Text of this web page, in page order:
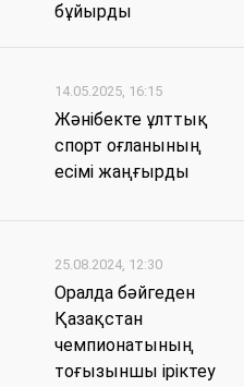
бұйырды
14.05.2025, 16:15
Жәнібекте ұлттық
спорт оғланының
есімі жаңғырды
25.08.2024, 12:30
Оралда бәйгеден
Қазақстан
чемпионатының
тоғызыншы іріктеу